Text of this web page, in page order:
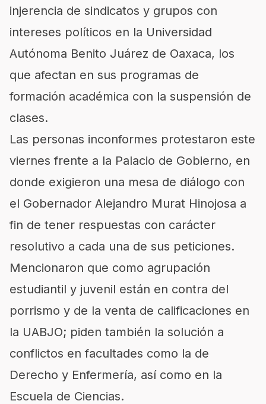
injerencia de sindicatos y grupos con
intereses políticos en la Universidad
Autónoma Benito Juárez de Oaxaca, los
que afectan en sus programas de
formación académica con la suspensión de
clases.
Las personas inconformes protestaron este
viernes frente a la Palacio de Gobierno, en
donde exigieron una mesa de diálogo con
el Gobernador Alejandro Murat Hinojosa a
fin de tener respuestas con carácter
resolutivo a cada una de sus peticiones.
Mencionaron que como agrupación
estudiantil y juvenil están en contra del
porrismo y de la venta de calificaciones en
la UABJO; piden también la solución a
conflictos en facultades como la de
Derecho y Enfermería, así como en la
Escuela de Ciencias.